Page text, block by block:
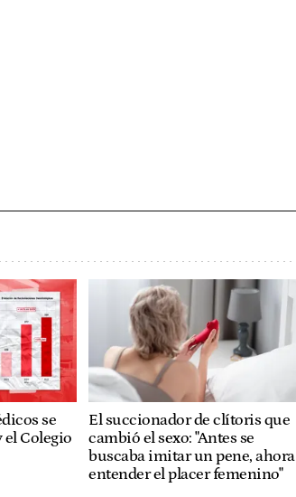
se
el Colegio
El succionador de clítoris que
cambió el sexo: "Antes se
buscaba imitar un pene, ahora
entender el placer femenino"